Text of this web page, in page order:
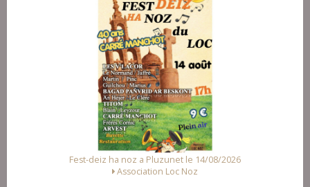
Fest-deiz ha noz a Pluzunet le 14/08/2026
Association Loc Noz